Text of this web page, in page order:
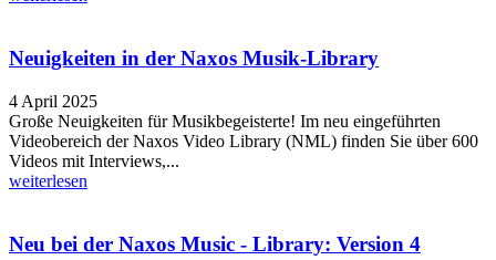
Neuigkeiten in der Naxos Musik-Library
4 April 2025
Große Neuigkeiten für Musikbegeisterte! Im neu eingeführten
Videobereich der Naxos Video Library (NML) finden Sie über 600
Videos mit Interviews,...
weiterlesen
Neu bei der Naxos Music - Library: Version 4